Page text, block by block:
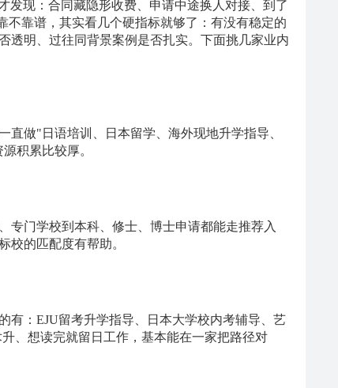
现：合同藏隐形收费、申请中途换人对接、到了
靠谱，其实看几个硬指标就够了：有没有稳定的
透明、过往同背景案例是否扎实。下面挑几家业内
直做"日语培训、日本留学、海外现地升学指导、
积累比较厚。
专门学校到本科、修士、博士申请都能走推荐入
校的匹配度有帮助。
有： EJU留考升学指导、日本大学校内考辅导、艺
、想读完就留日工作，基本能在一家把路径对